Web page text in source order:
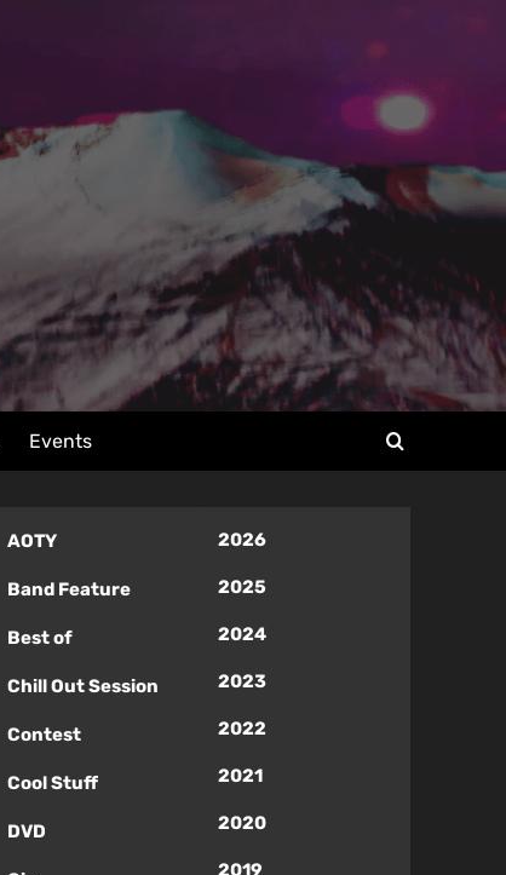
Events
AOTY
Band Feature
Best of
Chill Out Session
Contest
Cool Stuff
DVD
2026
2025
2024
2023
2022
2021
2020
2019